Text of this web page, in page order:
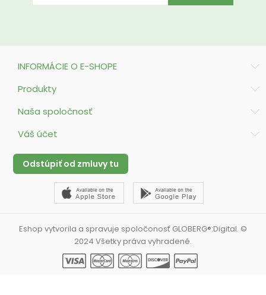
INFORMÁCIE O E-SHOPE
Produkty
Naša spoločnosť
Váš účet
Odstúpiť od zmluvy tu
Eshop vytvorila a spravuje spoločonosť GLOBERG®:Digital. ©
2024 Všetky práva vyhradené.